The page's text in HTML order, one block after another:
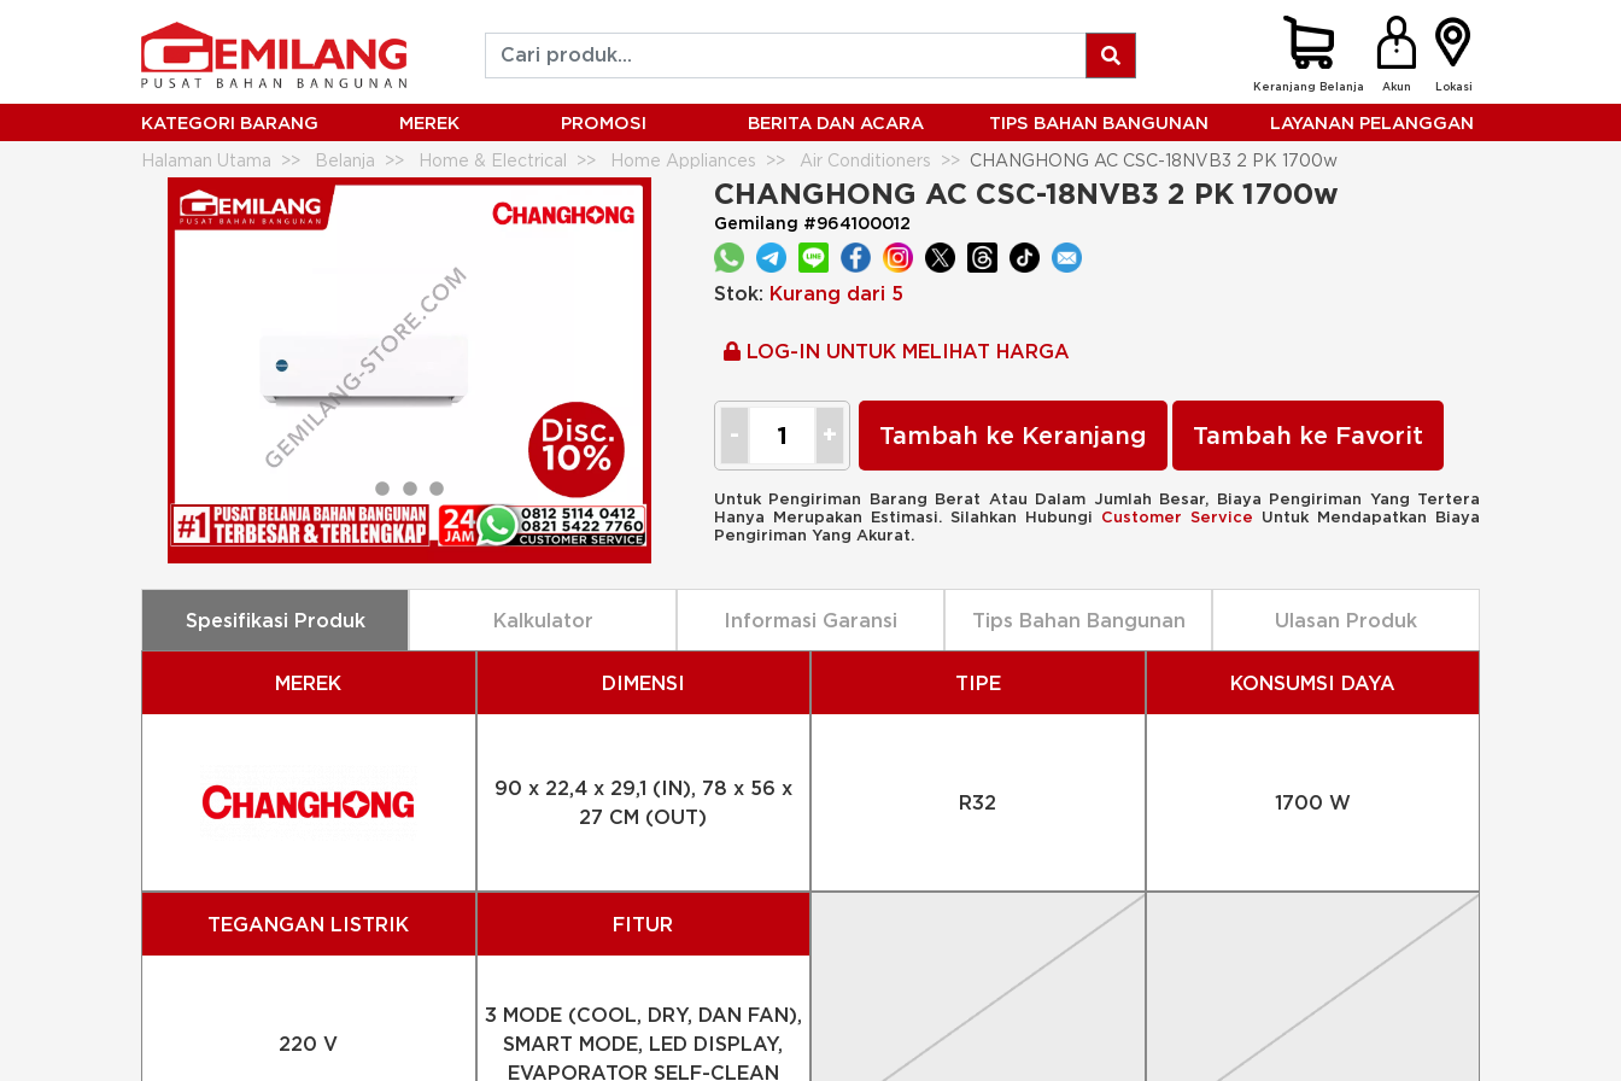
Keranjang Belanja Akun Lokasi
KATEGORI BARANG MEREK PROMOSI BERITA DAN ACARA TIPS BAHAN BANGUNAN LAYANAN PELANGGAN
Halaman Utama Belanja Home & Electrical Home Appliances Air Conditioners CHANGHONG AC CSC-18NVB3 2 PK 1700w
CHANGHONG AC CSC-18NVB3 2 PK 1700w
Gemilang #964100012
Stok: Kurang dari 5
LOG-IN UNTUK MELIHAT HARGA
Tambah ke Keranjang Tambah ke Favorit
Untuk Pengiriman Barang Berat Atau Dalam Jumlah Besar, Biaya Pengiriman Yang Tertera
Hanya Merupakan Estimasi. Silahkan Hubungi Customer Service Untuk Mendapatkan Biaya
Pengiriman Yang Akurat.
Spesifikasi Produk Kalkulator Informasi Garansi Tips Bahan Bangunan Ulasan Produk
MEREK DIMENSI
90 x 22,4 x 29,1 (IN), 78 x 56 x
27 CM (OUT)
TIPE
R32
KONSUMSI DAYA
1700 W
TEGANGAN LISTRIK
220 V
FITUR
3 MODE (COOL, DRY, DAN FAN),
SMART MODE, LED DISPLAY,
EVAPORATOR SELF-CLEAN